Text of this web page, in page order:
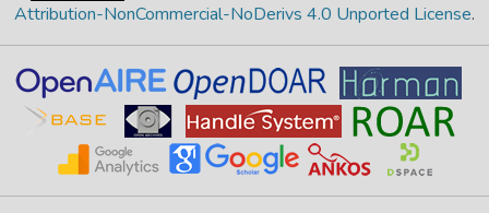
Attribution-NonCommercial-NoDerivs 4.0 Unported License.